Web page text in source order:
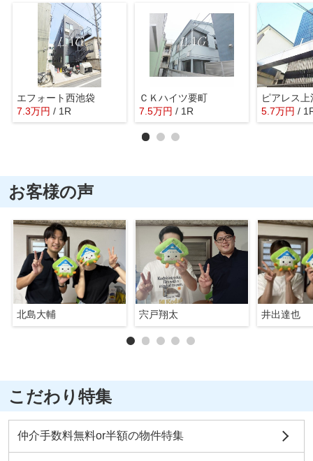
エフォート西池袋
7.3万円 / 1R
ＣＫハイツ要町
7.5万円 / 1R
ピアレス上
5.7万円 /
お客様の声
北島大輔 宍戸翔太 井出達也
こだわり特集
仲介手数料無料or半額の物件特集